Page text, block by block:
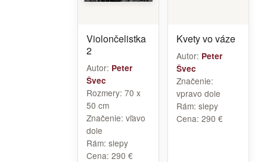
Violončelistka
2
Autor: Peter
Švec
Rozmery: 70 x
50 cm
Značenie: vľavo
dole
Rám: slepy
Cena: 290 €
Kvety vo váze
Autor: Peter
Švec
Značenie:
vpravo dole
Rám: slepy
Cena: 290 €